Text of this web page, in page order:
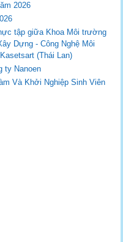
2026
tập giữa Khoa Môi trường
Dựng - Công Nghệ Môi
(Thái Lan)
ty Nanoen
Và Khởi Nghiệp Sinh Viên